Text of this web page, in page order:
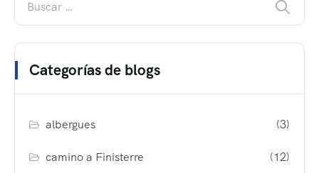
Categorías de blogs
albergues (3)
camino a Finisterre (12)